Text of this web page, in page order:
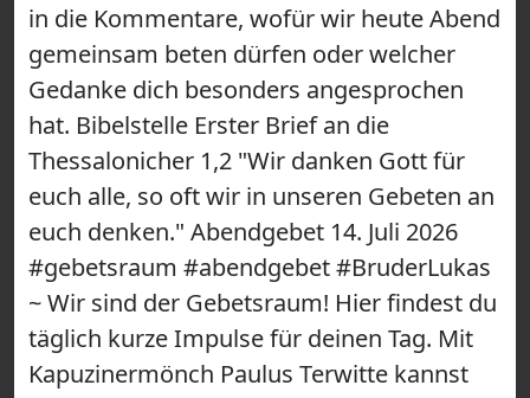
in die Kommentare, wofür wir heute Abend
gemeinsam beten dürfen oder welcher
Gedanke dich besonders angesprochen
hat. Bibelstelle Erster Brief an die
Thessalonicher 1,2 "Wir danken Gott für
euch alle, so oft wir in unseren Gebeten an
euch denken." Abendgebet 14. Juli 2026
#gebetsraum #abendgebet #BruderLukas
~ Wir sind der Gebetsraum! Hier findest du
täglich kurze Impulse für deinen Tag. Mit
Kapuzinermönch Paulus Terwitte kannst